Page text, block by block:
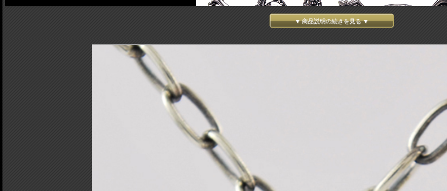
▼ 商品説明の続きを見る ▼